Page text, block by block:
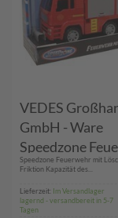
VEDES
GmbH - Ware
Speedzone
mit
Friktion
Speedzone Feuerwehr mit
Friktion Kapazität des...
Lieferzeit: Im Versandlager
lagernd - versandbereit in 5-7
Tagen